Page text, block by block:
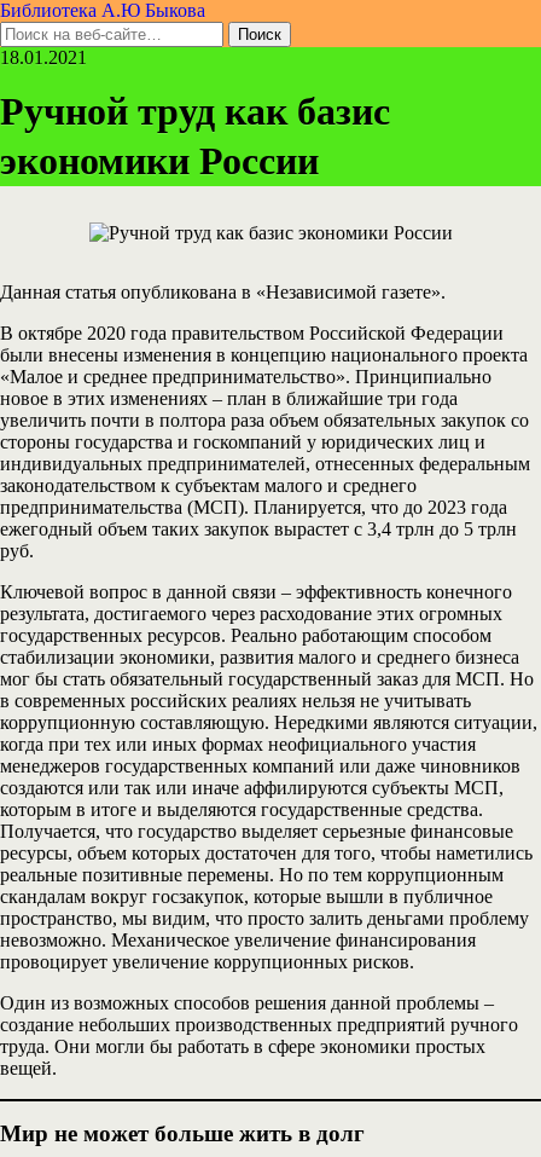
Библиотека А.Ю Быкова
18.01.2021
Ручной труд как базис
экономики России
Данная статья опубликована в «Независимой газете».
В октябре 2020 года правительством Российской Федерации
были внесены изменения в концепцию национального проекта
«Малое и среднее предпринимательство». Принципиально
новое в этих изменениях – план в ближайшие три года
увеличить почти в полтора раза объем обязательных закупок со
стороны государства и госкомпаний у юридических лиц и
индивидуальных предпринимателей, отнесенных федеральным
законодательством к субъектам малого и среднего
предпринимательства (МСП). Планируется, что до 2023 года
ежегодный объем таких закупок вырастет с 3,4 трлн до 5 трлн
руб.
Ключевой вопрос в данной связи – эффективность конечного
результата, достигаемого через расходование этих огромных
государственных ресурсов. Реально работающим способом
стабилизации экономики, развития малого и среднего бизнеса
мог бы стать обязательный государственный заказ для МСП. Но
в современных российских реалиях нельзя не учитывать
коррупционную составляющую. Нередкими являются ситуации,
когда при тех или иных формах неофициального участия
менеджеров государственных компаний или даже чиновников
создаются или так или иначе аффилируются субъекты МСП,
которым в итоге и выделяются государственные средства.
Получается, что государство выделяет серьезные финансовые
ресурсы, объем которых достаточен для того, чтобы наметились
реальные позитивные перемены. Но по тем коррупционным
скандалам вокруг госзакупок, которые вышли в публичное
пространство, мы видим, что просто залить деньгами проблему
невозможно. Механическое увеличение финансирования
провоцирует увеличение коррупционных рисков.
Один из возможных способов решения данной проблемы –
создание небольших производственных предприятий ручного
труда. Они могли бы работать в сфере экономики простых
вещей.
Мир не может больше жить в долг